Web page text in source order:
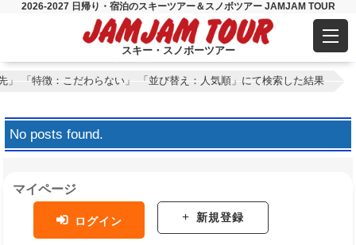
2026-2027 日帰り・宿泊のスキーツアー＆スノボツアー JAMJAM TOUR
スキー・スノボーツアー
「特徴：こだわらない」 「並び替え：人気順」にて検索した結果
No posts found.
マイページ
ログイン 新規登録